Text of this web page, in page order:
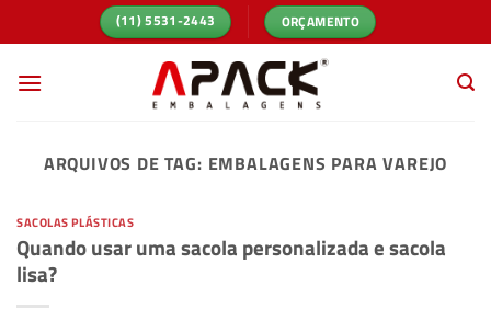
to
(11) 5531-2443 ORÇAMENTO
ARQUIVOS DE TAG: EMBALAGENS PARA VAREJO
SACOLAS PLÁSTICAS
Quando usar uma sacola personalizada e sacola
lisa?